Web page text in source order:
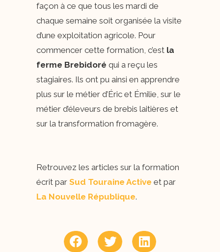
façon à ce que tous les mardi de
chaque semaine soit organisée la visite
d’une exploitation agricole. Pour
commencer cette formation, c’est la
ferme Brebidoré qui a reçu les
stagiaires. Ils ont pu ainsi en apprendre
plus sur le métier d’Éric et Émilie, sur le
métier d’éleveurs de brebis laitières et
sur la transformation fromagère.
Retrouvez les articles sur la formation
écrit par Sud Touraine Active et par
La Nouvelle République.